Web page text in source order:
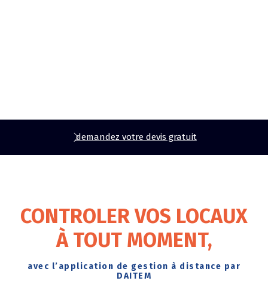
demandez votre devis gratuit
CONTROLER VOS LOCAUX
À TOUT MOMENT,
avec l’application de gestion à distance par
DAITEM